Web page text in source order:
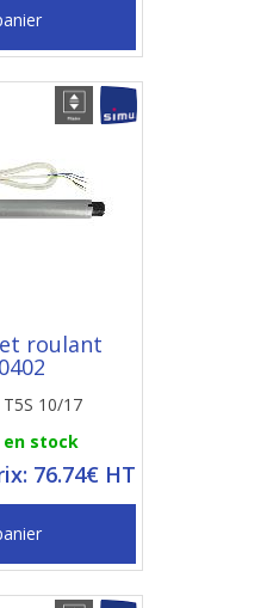
roulant
10/17
en stock
76.74€ HT